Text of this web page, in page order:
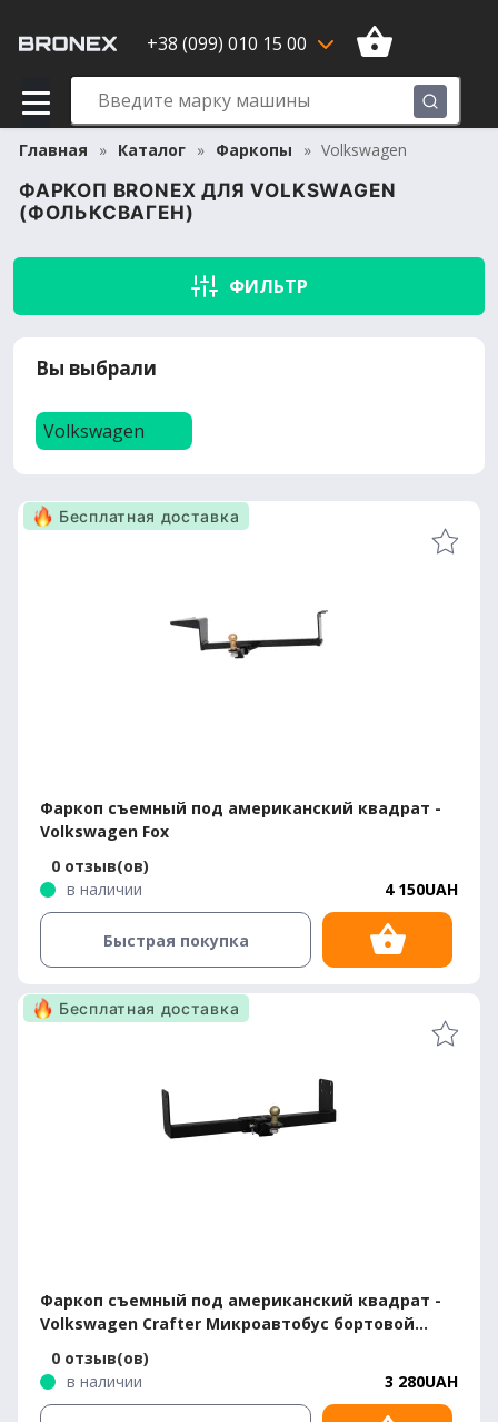
+38 (099) 010 15 00
Главная Каталог Фаркопы Volkswagen
ФАРКОП BRONEX ДЛЯ VOLKSWAGEN
(ФОЛЬКСВАГЕН)
ФИЛЬТР
Вы выбрали
Volkswagen
Фаркоп съемный под американский квадрат -
Volkswagen Fox
0 отзыв(ов)
в наличии
4 150UAH
Бесплатная доставка
Быстрая покупка
Фаркоп съемный под американский квадрат -
Volkswagen Crafter Микроавтобус бортовой
0 отзыв(ов)
в наличии
3 280UAH
Бесплатная доставка